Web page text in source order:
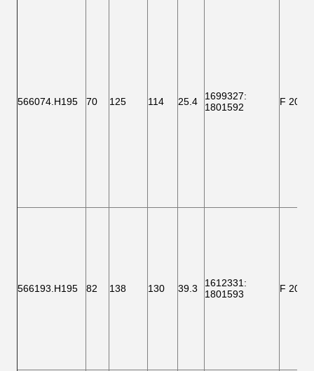
566074.H195 70 125 114 25.4 1699327:
1801592
F
566193.H195 82 138 130 39.3 1612331 :
1801593
F